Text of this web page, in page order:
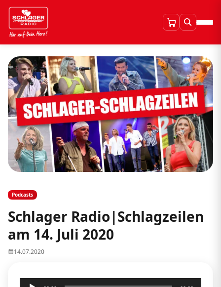
Podcasts
Schlager Radio|Schlagzeilen
am 14. Juli 2020
14.07.2020
Audio-